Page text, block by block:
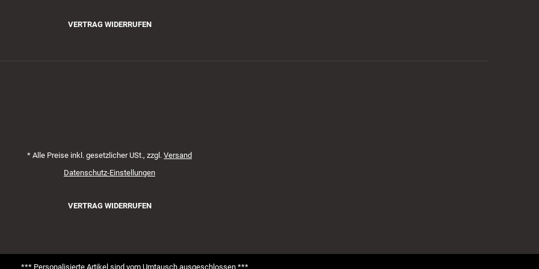
VERTRAG WIDERRUFEN
* Alle Preise inkl. gesetzlicher USt., zzgl. Versand
Datenschutz-Einstellungen
VERTRAG WIDERRUFEN
*** Personalisierte Artikel sind vom Umtausch ausgeschlossen ***